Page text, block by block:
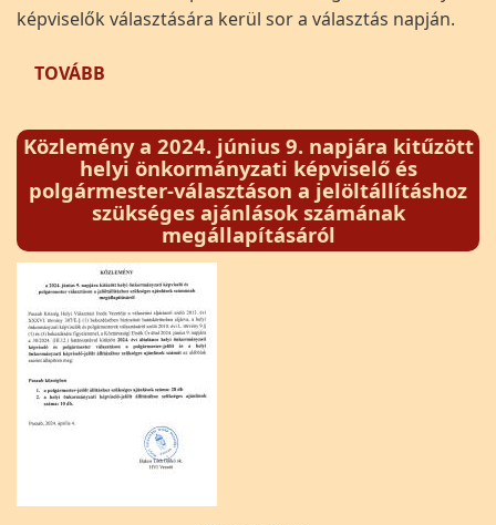
képviselők választására kerül sor a választás napján.
TOVÁBB
Közlemény a 2024. június 9. napjára kitűzött
helyi önkormányzati képviselő és
polgármester-választáson a jelöltállításhoz
szükséges ajánlások számának
megállapításáról